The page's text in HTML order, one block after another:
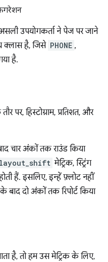
उपयोगकर्ता ने पेज पर जाने
क्लास है, जिसे PHONE ,
है.
पर, हिस्टोग्राम, प्रतिशत, और
चार अंकों तक राउंड किया
मेट्रिक, स्ट्रिंग
हैं. इसलिए, इन्हें फ़्लोट नहीं
बाद दो अंकों तक रिपोर्ट किया
है, तो हम उस मेट्रिक के लिए,